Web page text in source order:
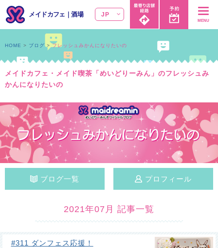
メイドカフェ ｜酒場 JP
MENU
メイドカフェ・メイド喫茶「めいどりーみん」のフレッシュみ
かんになりたいの
HOME ブログ フレッシュみかんになりたいの
ブログ一覧 プロフィール
2021年07月 記事一覧
#311 ダンフェス応援！